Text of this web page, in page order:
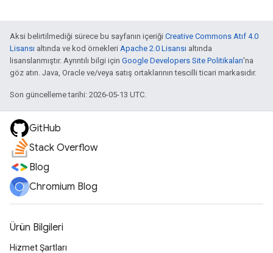
Aksi belirtilmediği sürece bu sayfanın içeriği Creative Commons Atıf 4.0
Lisansı altında ve kod örnekleri Apache 2.0 Lisansı altında
lisanslanmıştır. Ayrıntılı bilgi için Google Developers Site Politikaları'na
göz atın. Java, Oracle ve/veya satış ortaklarının tescilli ticari markasıdır.
Son güncelleme tarihi: 2026-05-13 UTC.
GitHub
Stack Overflow
Blog
Chromium Blog
Ürün Bilgileri
Hizmet Şartları